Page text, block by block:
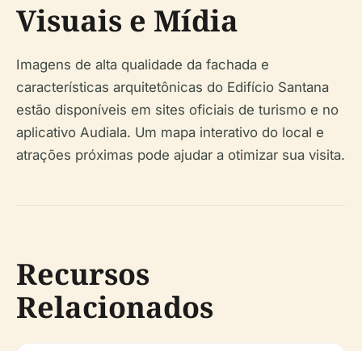
Visuais e Mídia
Imagens de alta qualidade da fachada e
características arquitetônicas do Edifício Santana
estão disponíveis em sites oficiais de turismo e no
aplicativo Audiala. Um mapa interativo do local e
atrações próximas pode ajudar a otimizar sua visita.
Recursos
Relacionados